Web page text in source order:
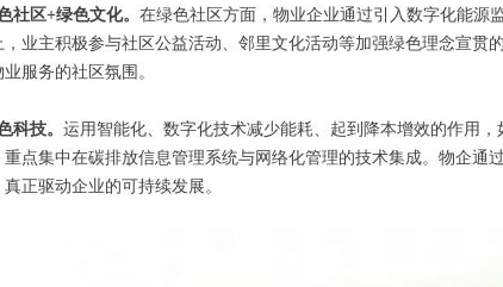
社区+绿色文化。 在绿色社区方面，物业企业通过引入数字化能源
，业主积极参与社区公益活动、邻里文化活动等加强绿色理念宣贯
服务的社区氛围。
科技。 运用智能化、数字化技术减少能耗、起到降本增效的作用
重点集中在碳排放信息管理系统与网络化管理的技术集成。物企通
正驱动企业的可持续发展。